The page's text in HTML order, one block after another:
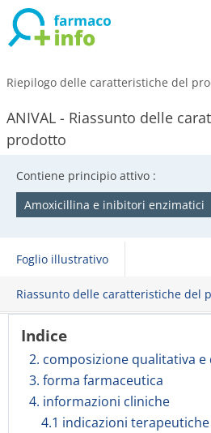
Riepilogo delle caratteristiche del
ANIVAL - Riassunto delle
prodotto
Contiene principio attivo :
Amoxicillina e inibitori enzimatici
Foglio illustrativo
Riassunto delle caratteristiche del
Indice
2. composizione qualitativa
3. forma farmaceutica
4. informazioni cliniche
4.1 indicazioni terapeutiche